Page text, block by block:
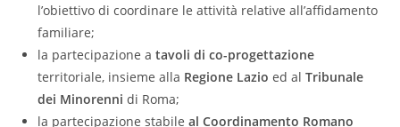
l’obiettivo di coordinare le attività relative all’affidamento
familiare;
la partecipazione atavoli di co-progettazione
territoriale, insieme alla Regione Lazio ed alTribunale
dei Minorenni di Roma;
la partecipazione stabileal Coordinamento Romano